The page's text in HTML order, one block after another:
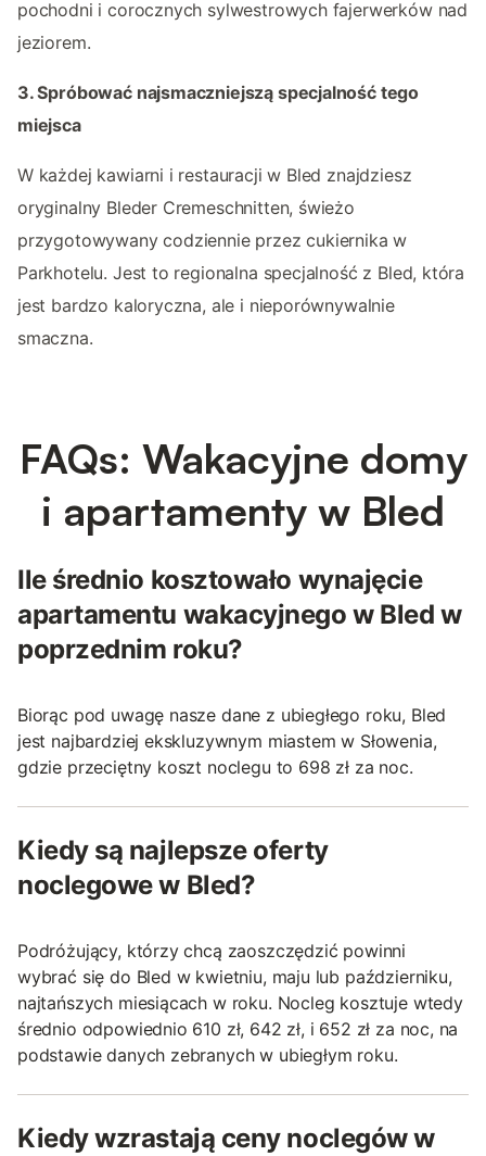
pochodni i corocznych sylwestrowych fajerwerków nad
jeziorem.
3. Spróbować najsmaczniejszą specjalność tego
miejsca
W każdej kawiarni i restauracji w Bled znajdziesz
oryginalny Bleder Cremeschnitten, świeżo
przygotowywany codziennie przez cukiernika w
Parkhotelu. Jest to regionalna specjalność z Bled, która
jest bardzo kaloryczna, ale i nieporównywalnie
smaczna.
FAQs: Wakacyjne domy
i apartamenty w Bled
Ile średnio kosztowało wynajęcie
apartamentu wakacyjnego w Bled w
poprzednim roku?
Biorąc pod uwagę nasze dane z ubiegłego roku, Bled
jest najbardziej ekskluzywnym miastem w Słowenia,
gdzie przeciętny koszt noclegu to 698 zł za noc.
Kiedy są najlepsze oferty
noclegowe w Bled?
Podróżujący, którzy chcą zaoszczędzić powinni
wybrać się do Bled w kwietniu, maju lub październiku,
najtańszych miesiącach w roku. Nocleg kosztuje wtedy
średnio odpowiednio 610 zł, 642 zł, i 652 zł za noc, na
podstawie danych zebranych w ubiegłym roku.
Kiedy wzrastają ceny noclegów w